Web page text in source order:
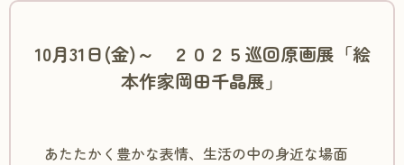
10月31日(金)～ ２０２５巡回原画展「絵
本作家岡田千晶展」
あたたかく豊かな表情、生活の中の身近な場面